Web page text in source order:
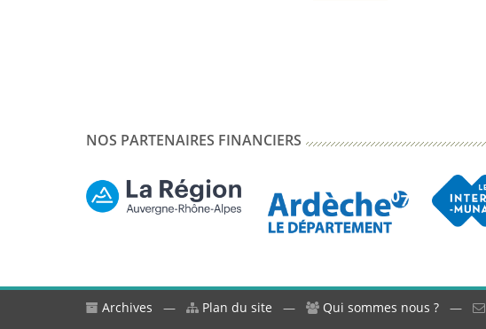
NOS PARTENAIRES FINANCIERS
Archives — Plan du site — Qui sommes nous ? —